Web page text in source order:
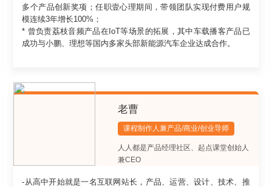
多个产品创新奖项；任职壹心理期间，带领团队实现付费用户规
模连续3年增长100%；
* 曾负责荔枝音频产品在IoT等场景的拓展，其中车载播客产品已
老曹
课程制作人兼产品/商业/创业导师
人人都是产品经理社区、起点课堂创始人
兼CEO
-从高中开始就是一名互联网站长，产品、运营、设计、技术、推